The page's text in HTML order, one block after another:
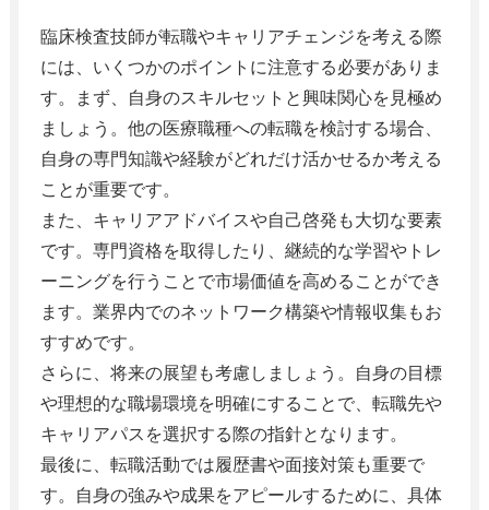
臨床検査技師が転職やキャリアチェンジを考える際
には、いくつかのポイントに注意する必要がありま
す。まず、自身のスキルセットと興味関心を見極め
ましょう。他の医療職種への転職を検討する場合、
自身の専門知識や経験がどれだけ活かせるか考える
ことが重要です。
また、キャリアアドバイスや自己啓発も大切な要素
です。専門資格を取得したり、継続的な学習やトレ
ーニングを行うことで市場価値を高めることができ
ます。業界内でのネットワーク構築や情報収集もお
すすめです。
さらに、将来の展望も考慮しましょう。自身の目標
や理想的な職場環境を明確にすることで、転職先や
キャリアパスを選択する際の指針となります。
最後に、転職活動では履歴書や面接対策も重要で
す。自身の強みや成果をアピールするために、具体